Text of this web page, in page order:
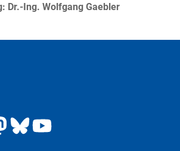
Dr.-Ing. Wolfgang Gaebler